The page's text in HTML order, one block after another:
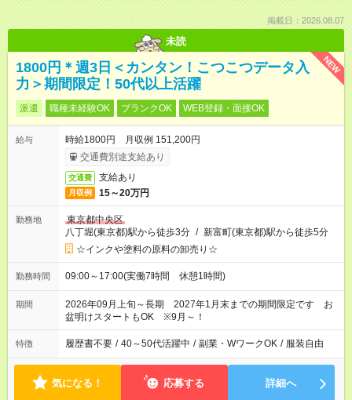
掲載日：2026.08.07
未読
NEW
1800円＊週3日＜カンタン！こつこつデータ入
力＞期間限定！50代以上活躍
派遣 職種未経験OK ブランクOK WEB登録・面接OK
給与
時給1800円 月収例 151,200円
交通費別途支給あり
交通費 支給あり
月収例 15～20万円
勤務地
東京都中央区
八丁堀(東京都)駅から徒歩3分 / 新富町(東京都)駅から徒歩5分
☆インクや塗料の原料の卸売り☆
勤務時間 09:00～17:00(実働7時間 休憩1時間)
期間
2026年09月上旬～長期 2027年1月末までの期間限定です お
盆明けスタートもOK ※9月～！
特徴 履歴書不要 / 40～50代活躍中 / 副業・WワークOK / 服装自由
気になる！ 応募する 詳細へ